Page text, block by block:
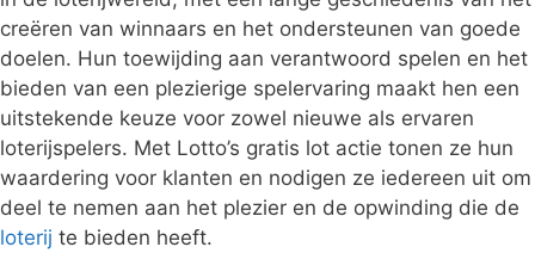
creëren van winnaars en het ondersteunen van goede
doelen. Hun toewijding aan verantwoord spelen en het
bieden van een plezierige spelervaring maakt hen een
uitstekende keuze voor zowel nieuwe als ervaren
loterijspelers. Met Lotto’s gratis lot actie tonen ze hun
waardering voor klanten en nodigen ze iedereen uit om
deel te nemen aan het plezier en de opwinding die de
loterij te bieden heeft.